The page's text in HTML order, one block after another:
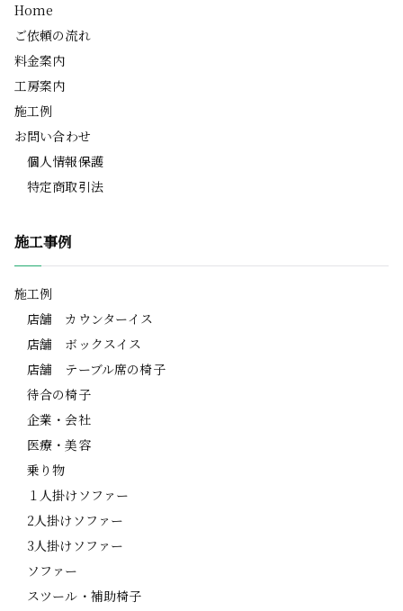
Home
ご依頼の流れ
料金案内
工房案内
施工例
お問い合わせ
個人情報保護
特定商取引法
施工事例
施工例
店舗 カウンターイス
店舗 ボックスイス
店舗 テーブル席の椅子
待合の椅子
企業・会社
医療・美容
乗り物
１人掛けソファー
2人掛けソファー
3人掛けソファー
ソファー
スツール・補助椅子